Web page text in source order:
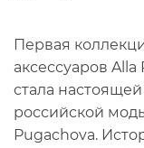
Первая
аксессуаров
стала
российской
Pugachova.